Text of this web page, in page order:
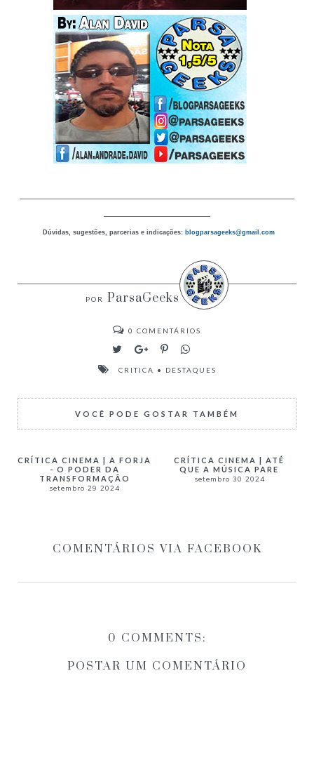
Dúvidas, sugestões, parcerias e indicações: blogparsageeks@gmail.com
ParsaGeeks
0 COMENTÁRIOS
CRITICA • DESTAQUES
VOCÊ PODE GOSTAR TAMBÉM
CRÍTICA CINEMA | A FORJA
- O PODER DA
TRANSFORMAÇÃO
setembro 29 2024
CRÍTICA CINEMA | ATÉ
QUE A MÚSICA PARE
setembro 30 2024
COMENTÁRIOS VIA FACEBOOK
0 COMMENTS:
POSTAR UM COMENTÁRIO